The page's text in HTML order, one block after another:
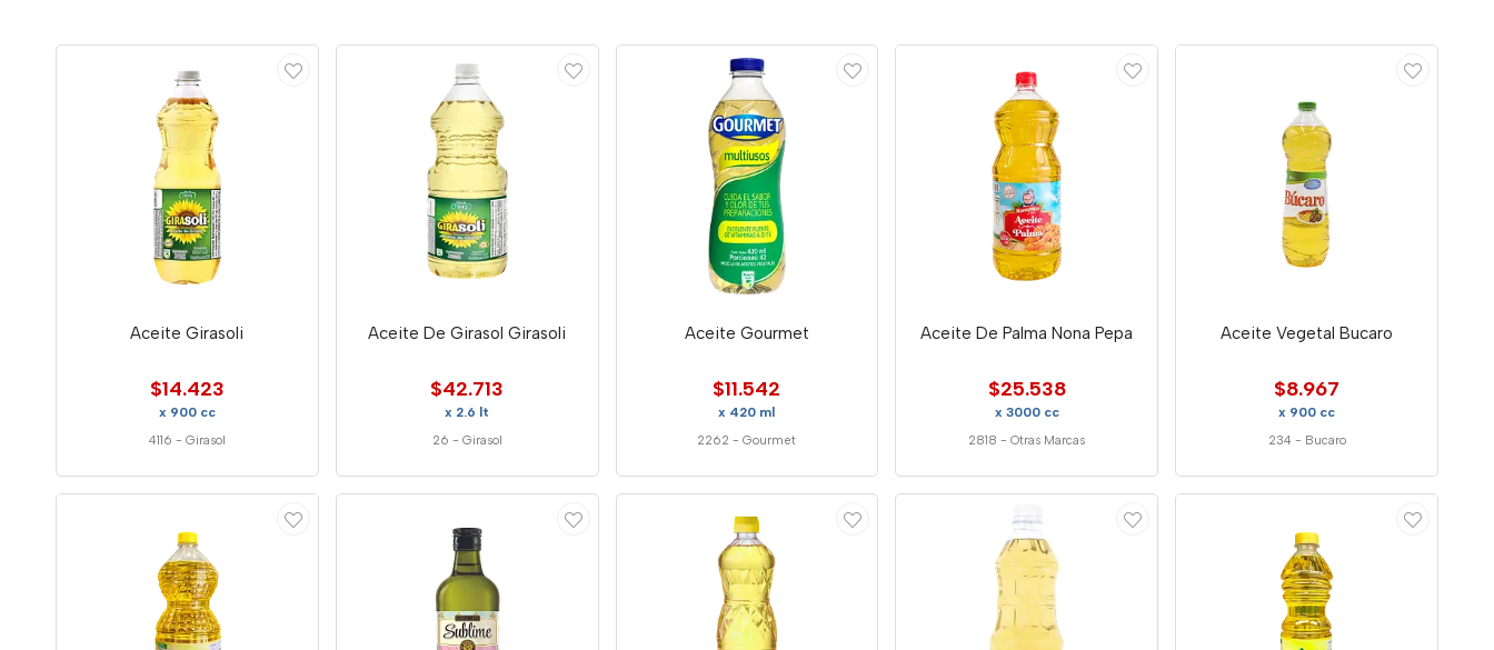
Aceite Girasoli
$14.423
x 900 cc
4116 - Girasol
Aceite De Girasol Girasoli
$42.713
x 2.6 lt
26 - Girasol
Aceite Gourmet
$11.542
x 420 ml
2262 -Gourmet
Aceite De Palma Nona Pepa
$25.538
x 3000 cc
2818 -Otras Marcas
Aceite Vegetal Bucaro
$8.967
x 900 cc
234 - Bucaro